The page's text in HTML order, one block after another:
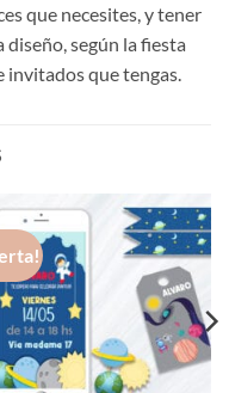
que necesites, y tener
diseño, según la fiesta
invitados que tengas.